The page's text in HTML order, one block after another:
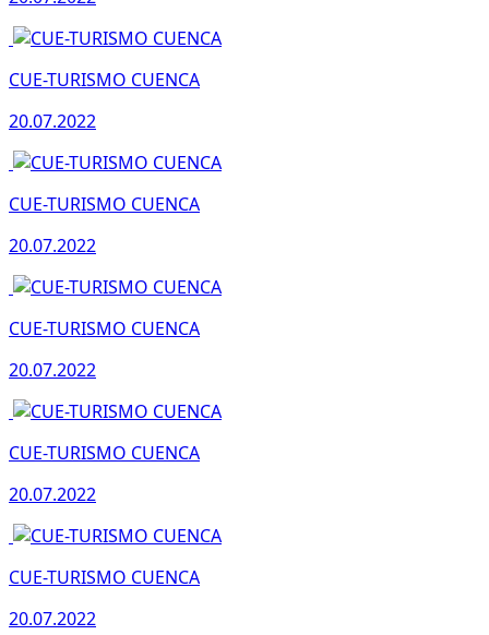
CUE-TURISMO CUENCA
20.07.2022
CUE-TURISMO CUENCA
20.07.2022
CUE-TURISMO CUENCA
20.07.2022
CUE-TURISMO CUENCA
20.07.2022
CUE-TURISMO CUENCA
20.07.2022